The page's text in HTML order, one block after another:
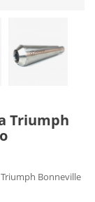
Triumph
Triumph Bonneville